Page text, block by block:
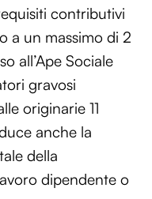
contributivi
a un massimo di 2
all’Ape Sociale
gravosi
originarie 11
anche la
della
dipendente o